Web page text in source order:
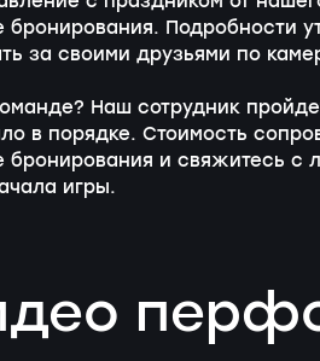
Подробности
за своими друзьями по
Наш сотрудник
в порядке. Стоимость
бронирования и свяжитесь с
игры.